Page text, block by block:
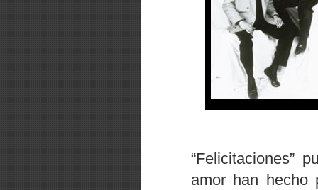
“Felicitaciones”
amor han hecho